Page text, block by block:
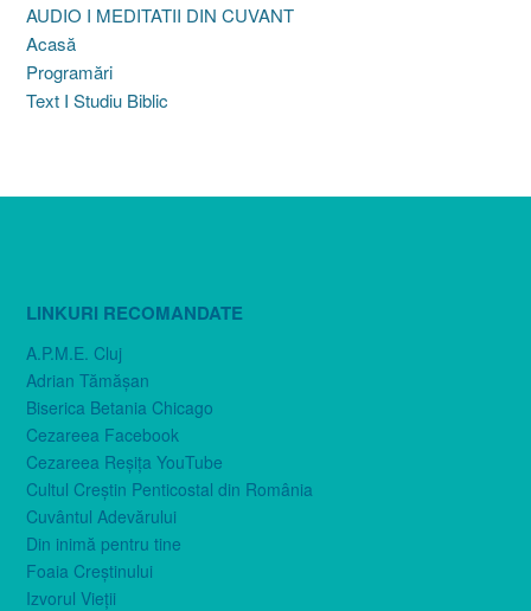
AUDIO I MEDITATII DIN CUVANT
Acasă
Programări
Text I Studiu Biblic
LINKURI RECOMANDATE
A.P.M.E. Cluj
Adrian Tămăşan
Biserica Betania Chicago
Cezareea Facebook
Cezareea Reşiţa YouTube
Cultul Creştin Penticostal din România
Cuvântul Adevărului
Din inimă pentru tine
Foaia Creştinului
Izvorul Vieţii